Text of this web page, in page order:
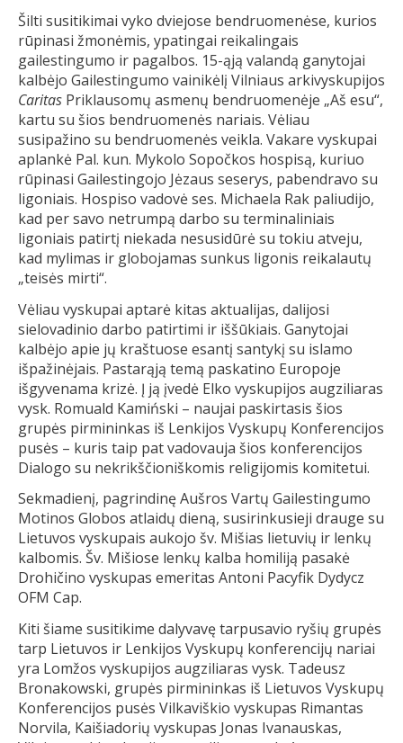
Šilti susitikimai vyko dviejose bendruomenėse, kurios
rūpinasi žmonėmis, ypatingai reikalingais
gailestingumo ir pagalbos. 15-ąją valandą ganytojai
kalbėjo Gailestingumo vainikėlį Vilniaus arkivyskupijos
Caritas Priklausomų asmenų bendruomenėje „Aš esu“,
kartu su šios bendruomenės nariais. Vėliau
susipažino su bendruomenės veikla. Vakare vyskupai
aplankė Pal. kun. Mykolo Sopočkos hospisą, kuriuo
rūpinasi Gailestingojo Jėzaus seserys, pabendravo su
ligoniais. Hospiso vadovė ses. Michaela Rak paliudijo,
kad per savo netrumpą darbo su terminaliniais
ligoniais patirtį niekada nesusidūrė su tokiu atveju,
kad mylimas ir globojamas sunkus ligonis reikalautų
„teisės mirti“.
Vėliau vyskupai aptarė kitas aktualijas, dalijosi
sielovadinio darbo patirtimi ir iššūkiais. Ganytojai
kalbėjo apie jų kraštuose esantį santykį su islamo
išpažinėjais. Pastarąją temą paskatino Europoje
išgyvenama krizė. Į ją įvedė Elko vyskupijos augziliaras
vysk. Romuald Kamiński – naujai paskirtasis šios
grupės pirmininkas iš Lenkijos Vyskupų Konferencijos
pusės – kuris taip pat vadovauja šios konferencijos
Dialogo su nekrikščioniškomis religijomis komitetui.
Sekmadienį, pagrindinę Aušros Vartų Gailestingumo
Motinos Globos atlaidų dieną, susirinkusieji drauge su
Lietuvos vyskupais aukojo šv. Mišias lietuvių ir lenkų
kalbomis. Šv. Mišiose lenkų kalba homiliją pasakė
Drohičino vyskupas emeritas Antoni Pacyfik Dydycz
OFM Cap.
Kiti šiame susitikime dalyvavę tarpusavio ryšių grupės
tarp Lietuvos ir Lenkijos Vyskupų konferencijų nariai
yra Lomžos vyskupijos augziliaras vysk. Tadeusz
Bronakowski, grupės pirmininkas iš Lietuvos Vyskupų
Konferencijos pusės Vilkaviškio vyskupas Rimantas
Norvila, Kaišiadorių vyskupas Jonas Ivanauskas,